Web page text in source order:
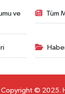
ve
Tüm
Copyright © 2025.